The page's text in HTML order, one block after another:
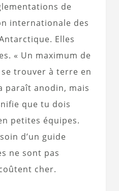
de
internationale des
Elles
« Un maximum de
trouver à terre en
paraît anodin, mais
que tu dois
petites équipes.
d’un guide
ne sont pas
cher.